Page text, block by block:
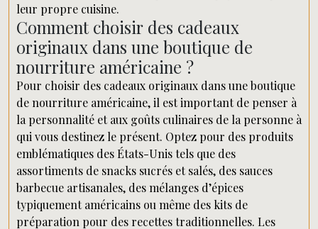
leur propre cuisine.
Comment choisir des cadeaux
originaux dans une boutique de
nourriture américaine ?
Pour choisir des cadeaux originaux dans une boutique
de nourriture américaine, il est important de penser à
la personnalité et aux goûts culinaires de la personne à
qui vous destinez le présent. Optez pour des produits
emblématiques des États-Unis tels que des
assortiments de snacks sucrés et salés, des sauces
barbecue artisanales, des mélanges d’épices
typiquement américains ou même des kits de
préparation pour des recettes traditionnelles. Les